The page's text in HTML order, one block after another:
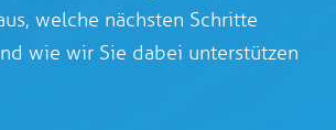
welche nächsten Schritte
wie wir Sie dabei unterstützen